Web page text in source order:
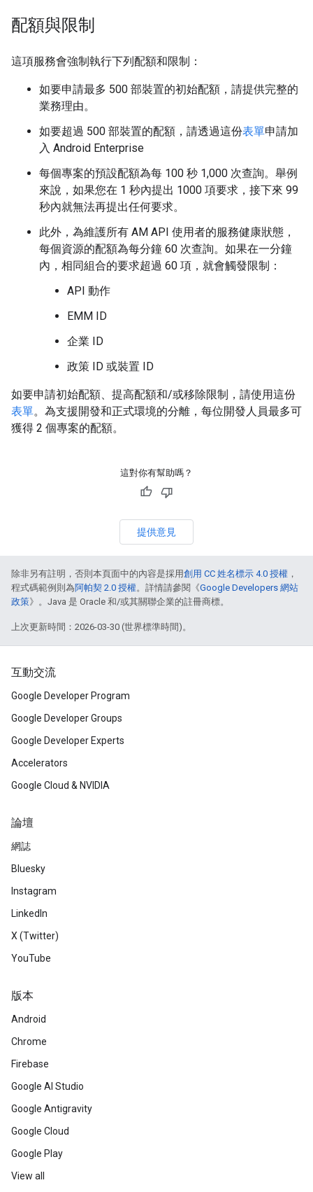
配額與限制
這項服務會強制執行下列配額和限制：
如要申請最多 500 部裝置的初始配額，請提供完整的
業務理由。
如要超過 500 部裝置的配額，請透過這份表單申請加
入 Android Enterprise
每個專案的預設配額為每 100 秒 1,000 次查詢。舉例
來說，如果您在 1 秒內提出 1000 項要求，接下來 99
秒內就無法再提出任何要求。
此外，為維護所有 AM API 使用者的服務健康狀態，
每個資源的配額為每分鐘 60 次查詢。如果在一分鐘
內，相同組合的要求超過 60 項，就會觸發限制：
API 動作
EMM ID
企業 ID
政策 ID 或裝置 ID
如要申請初始配額、提高配額和/或移除限制，請使用這份
表單。為支援開發和正式環境的分離，每位開發人員最多可
獲得 2 個專案的配額。
這對你有幫助嗎？
提供意見
除非另有註明，否則本頁面中的內容是採用創用 CC 姓名標示 4.0 授權 ，
程式碼範例則為阿帕契 2.0 授權。詳情請參閱《Google Developers 網站
政策》。Java 是 Oracle 和/或其關聯企業的註冊商標。
上次更新時間：2026-03-30 (世界標準時間)。
互動交流
Google Developer Program
Google Developer Groups
Google Developer Experts
Accelerators
Google Cloud & NVIDIA
論壇
網誌
Bluesky
Instagram
LinkedIn
X (Twitter)
YouTube
版本
Android
Chrome
Firebase
Google AI Studio
Google Antigravity
Google Cloud
Google Play
View all